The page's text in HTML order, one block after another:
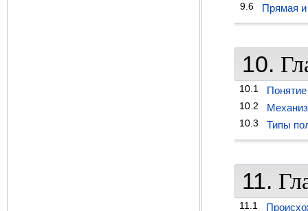
9.6 Прямая
10.
10.1
10.2
10.3 Типы
11.
11.1